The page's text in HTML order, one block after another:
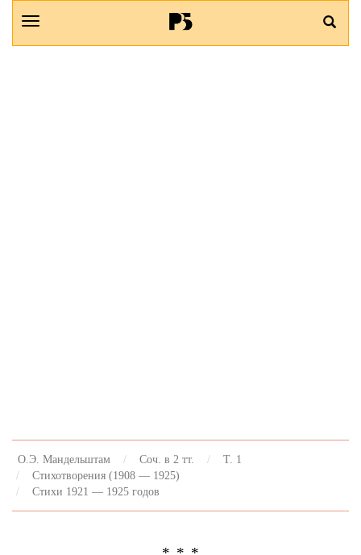
О.Э. Мандельштам Соч. в 2 тт.
Т. 1
Стихотворения (1908 — 1925)
Стихи 1921 — 1925 годов